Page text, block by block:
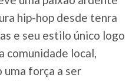
hip-hop desde tenra
e seu estilo único logo
comunidade local,
força a ser